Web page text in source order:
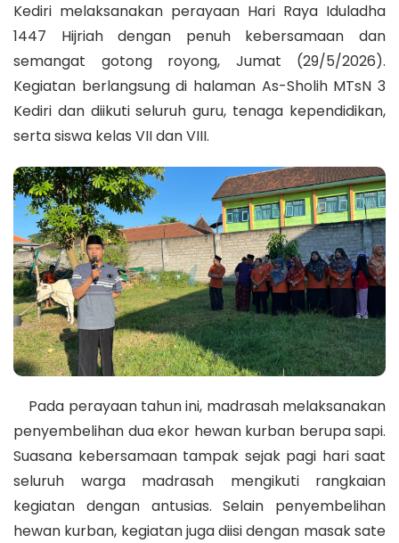
Kediri melaksanakan perayaan Hari Raya Iduladha
1447 Hijriah dengan penuh kebersamaan dan
semangat gotong royong, Jumat (29/5/2026).
Kegiatan berlangsung di halaman As-Sholih MTsN 3
Kediri dan diikuti seluruh guru, tenaga kependidikan,
serta siswa kelas VII dan VIII.
Pada perayaan tahun ini, madrasah melaksanakan
penyembelihan dua ekor hewan kurban berupa sapi.
Suasana kebersamaan tampak sejak pagi hari saat
seluruh warga madrasah mengikuti rangkaian
kegiatan dengan antusias. Selain penyembelihan
hewan kurban, kegiatan juga diisi dengan masak sate